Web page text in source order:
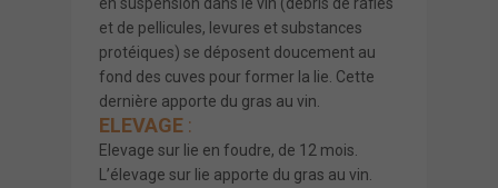
et de pellicules, levures et substances
protéiques) se déposent doucement au
fond des cuves pour former la lie. Cette
dernière apporte du gras au vin.
ELEVAGE :
Elevage sur lie en foudre, de 12 mois.
L’élevage sur lie apporte du gras au vin.